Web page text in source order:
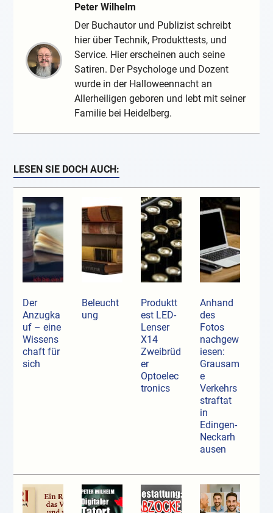
Peter Wilhelm
Der Buchautor und Publizist schreibt
hier über Technik, Produkttests, und
Service. Hier erscheinen auch seine
Satiren. Der Psychologe und Dozent
wurde in der Halloweennacht an
Allerheiligen geboren und lebt mit seiner
Familie bei Heidelberg.
LESEN SIE DOCH AUCH:
Der
Anzugka
uf ­– eine
Wissens
chaft für
sich
Beleucht
ung
Produktt
est LED-
Lenser
X14
Zweibrüd
er
Optoelec
tronics
Anhand
des
Fotos
nachgew
iesen:
Grausam
e
Verkehrs
straftat
in
Edingen-
Neckarh
ausen